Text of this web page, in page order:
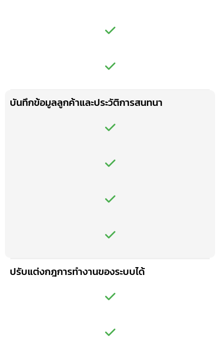
บันทึกข้อมูลลูกค้าและประวัติการสนทนา
ปรับแต่งกฎการทำงานของระบบได้